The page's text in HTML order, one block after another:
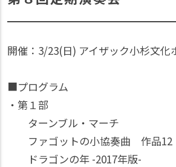
開催：3/23(日) アイザック小杉文化
■プログラム
・第１部
ターンブル・マーチ
ファゴットの小協奏曲 作品12
ドラゴンの年 -2017年版-